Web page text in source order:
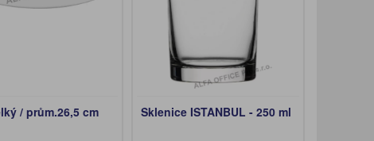
/ prům.26,5 cm Sklenice ISTANBUL - 250 ml